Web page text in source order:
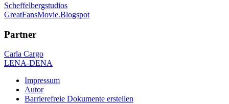
Scheffelbergstudios
GreatFansMovie.Blogspot
Partner
Carla Cargo
LENA-DENA
Impressum
Autor
Barrierefreie Dokumente erstellen